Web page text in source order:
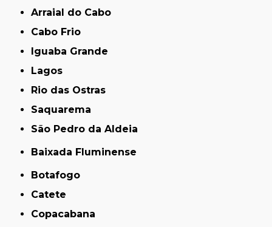
Arraial do Cabo
Cabo Frio
Iguaba Grande
Lagos
Rio das Ostras
Saquarema
São Pedro da Aldeia
Baixada Fluminense
Botafogo
Catete
Copacabana